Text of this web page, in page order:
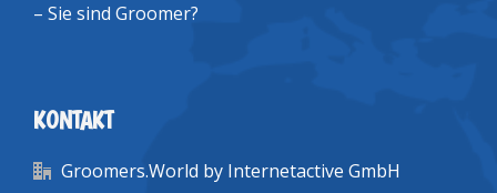
– Sie sind Groomer?
KONTAKT
Groomers.World by Internetactive GmbH